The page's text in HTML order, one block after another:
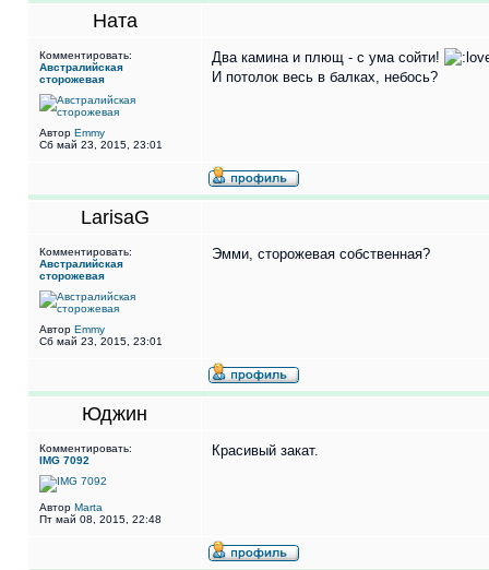
Ната
Комментировать:
Австралийская
сторожевая
Автор Emmy
Сб май 23, 2015, 23:01
Два камина и плющ - с ума сойти!
И потолок весь в балках, небось?
LarisaG
Комментировать:
Австралийская
сторожевая
Автор Emmy
Сб май 23, 2015, 23:01
Эмми, сторожевая собственная?
Юджин
Комментировать:
IMG 7092
Автор Marta
Пт май 08, 2015, 22:48
Красивый закат.